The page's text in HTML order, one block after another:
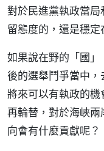
對於民進黨執政當
留態度的，還是穩定
如果說在野的「國
後的選舉鬥爭當中
將來可以有執政的
再輪替，對於海峽
向會有什麼貢獻呢？